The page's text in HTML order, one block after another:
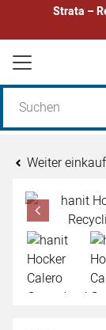
Strata –
Zum
Weiter
Zur